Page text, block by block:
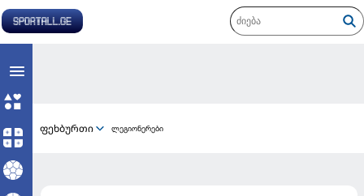
ფეხბურთი ლეგიონერები